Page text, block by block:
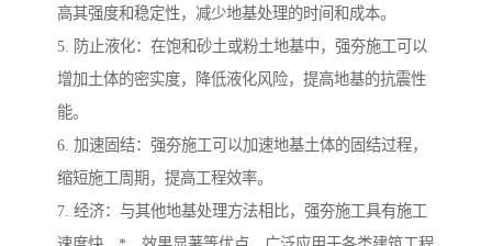
高其强度和稳定性，减少地基处理的时间和成本。
5. 防止液化：在饱和砂土或粉土地基中，强夯施工可以
增加土体的密实度，降低液化风险，提高地基的抗震性
能。
6. 加速固结：强夯施工可以加速地基土体的固结过程，
缩短施工周期，提高工程效率。
7. 经济：与其他地基处理方法相比，强夯施工具有施工